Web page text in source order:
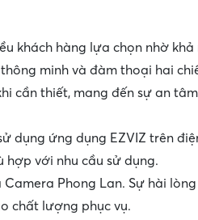
khách hàng lựa chọn nhờ
minh và đàm thoại hai
cần thiết, mang đến sự an
dụng ứng dụng EZVIZ trên
hợp với nhu cầu sử dụng.
Phong Lan. Sự hài
chất lượng phục vụ.